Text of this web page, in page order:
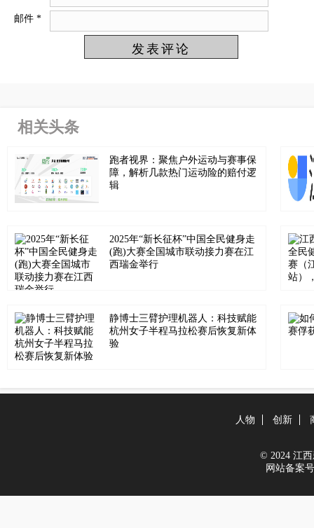
邮件 *
相关头条
跑者视界：聚焦户外运动与赛事保
障，解析几款热门运动险的赔付逻
辑
2025年“新长征杯”中国全民健身走
(跑)大赛全国城市联动接力赛在江
西瑞金举行
静博士三臂护理机器人：科技赋能
杭州女子半程马拉松赛后恢复新体
验
人物 创新
© 2024 江西
网站备案